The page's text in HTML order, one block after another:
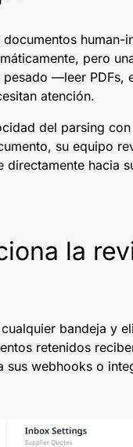
pero
pesado —leer
atención.
del parsing
su equipo
directamente hacia
la
bandeja y
retenidos
sus webhooks o